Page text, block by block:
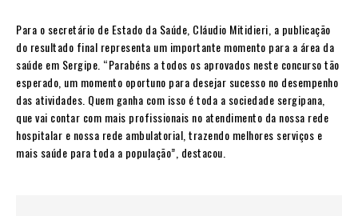
Para o secretário de Estado da Saúde, Cláudio Mitidieri, a publicação
do resultado final representa um importante momento para a área da
saúde em Sergipe. “Parabéns a todos os aprovados neste concurso tão
esperado, um momento oportuno para desejar sucesso no desempenho
das atividades. Quem ganha com isso é toda a sociedade sergipana,
que vai contar com mais profissionais no atendimento da nossa rede
hospitalar e nossa rede ambulatorial, trazendo melhores serviços e
mais saúde para toda a população”, destacou.